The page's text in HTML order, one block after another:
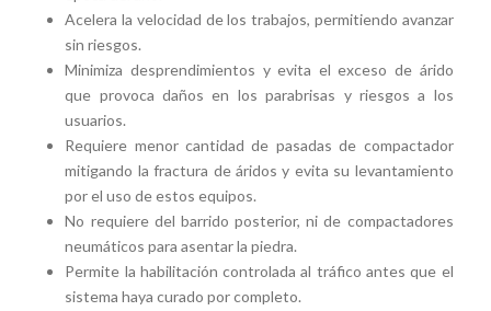
Acelera la velocidad de los trabajos, permitiendo avanzar
sin riesgos.
Minimiza desprendimientos y evita el exceso de árido
que provoca daños en los parabrisas y riesgos a los
usuarios.
Requiere menor cantidad de pasadas de compactador
mitigando la fractura de áridos y evita su levantamiento
por el uso de estos equipos.
No requiere del barrido posterior, ni de compactadores
neumáticos para asentar la piedra.
Permite la habilitación controlada al tráfico antes que el
sistema haya curado por completo.